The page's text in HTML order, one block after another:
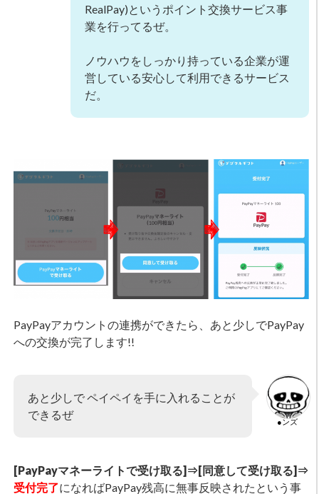
RealPay)というポイント交換サービス事
業を行ってるぜ。
ノウハウをしっかり持っている企業が運
営している安心して利用できるサービス
だ。
PayPayアカウントの連携ができたら、あと少しでPayPay
への交換が完了します!!
●ンズ
あと少しで ペイペイを手に入れることが
できるぜ
[PayPayマネーライトで受け取る]⇒[同意して受け取る]⇒
受付完了になればPayPay残高に無事反映されたという事